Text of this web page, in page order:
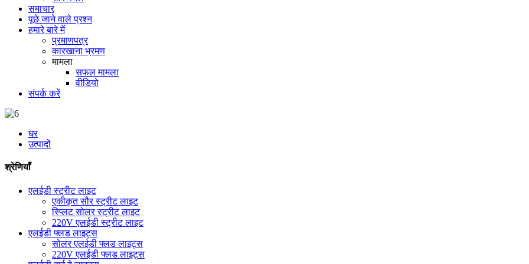
समाचार
पूछे जाने वाले प्रश्न
हमारे बारे में
प्रमाणपत्र
कारखाना भ्रमण
मामला
सफल मामला
वीडियो
संपर्क करें
घर
उत्पादों
श्रेणियाँ
एलईडी स्ट्रीट लाइट
एकीकृत सौर स्ट्रीट लाइट
स्प्लिट सोलर स्ट्रीट लाइट
220V एलईडी स्ट्रीट लाइट
एलईडी फ्लड लाइट्स
सोलर एलईडी फ्लड लाइट्स
220V एलईडी फ्लड लाइट्स